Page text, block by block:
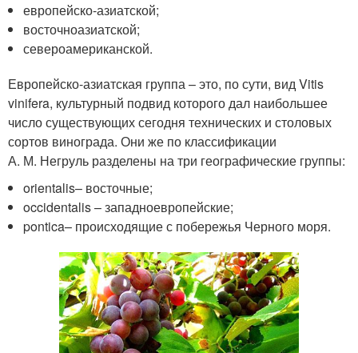
европейско-азиатской;
восточноазиатской;
североамериканской.
Европейско-азиатская группа – это, по сути, вид Vitis
vinifera, культурный подвид которого дал наибольшее
число существующих сегодня технических и столовых
сортов винограда. Они же по классификации
А. М. Негруль разделены на три географические группы:
orientalis– восточные;
occidentalis – западноевропейские;
pontica– происходящие с побережья Черного моря.